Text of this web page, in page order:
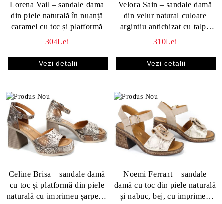
Lorena Vail – sandale dama
din piele naturală în nuanță
caramel cu toc și platformă
304Lei
Vezi detalii
Velora Sain – sandale damă
din velur natural culoare
argintiu antichizat cu talpă
masivă
310Lei
Vezi detalii
Celine Brisa – sandale damă
cu toc și platformă din piele
naturală cu imprimeu șarpe în
Noemi Ferrant – sandale
damă cu toc din piele naturală
și nabuc, bej, cu imprimeu